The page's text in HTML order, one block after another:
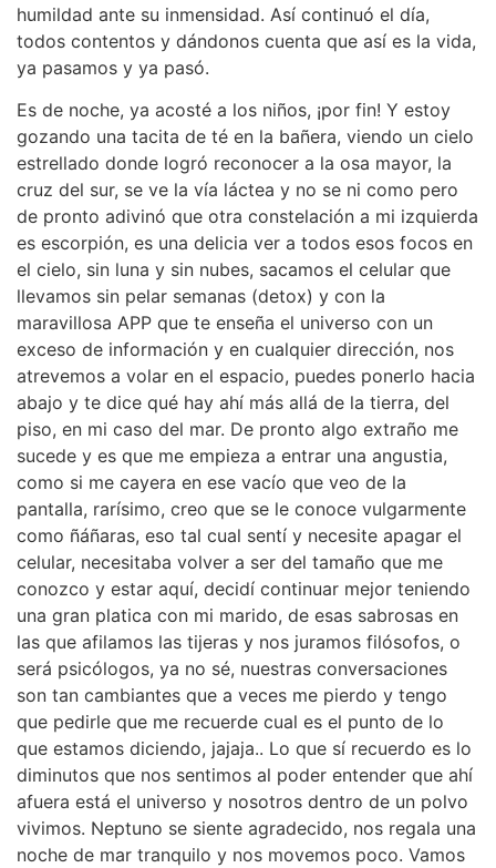
humildad ante su inmensidad. Así continuó el día,
todos contentos y dándonos cuenta que así es la vida,
ya pasamos y ya pasó.
Es de noche, ya acosté a los niños, ¡por fin! Y estoy
gozando una tacita de té en la bañera, viendo un cielo
estrellado donde logró reconocer a la osa mayor, la
cruz del sur, se ve la vía láctea y no se ni como pero
de pronto adivinó que otra constelación a mi izquierda
es escorpión, es una delicia ver a todos esos focos en
el cielo, sin luna y sin nubes, sacamos el celular que
llevamos sin pelar semanas (detox) y con la
maravillosa APP que te enseña el universo con un
exceso de información y en cualquier dirección, nos
atrevemos a volar en el espacio, puedes ponerlo hacia
abajo y te dice qué hay ahí más allá de la tierra, del
piso, en mi caso del mar. De pronto algo extraño me
sucede y es que me empieza a entrar una angustia,
como si me cayera en ese vacío que veo de la
pantalla, rarísimo, creo que se le conoce vulgarmente
como ñáñaras, eso tal cual sentí y necesite apagar el
celular, necesitaba volver a ser del tamaño que me
conozco y estar aquí, decidí continuar mejor teniendo
una gran platica con mi marido, de esas sabrosas en
las que afilamos las tijeras y nos juramos filósofos, o
será psicólogos, ya no sé, nuestras conversaciones
son tan cambiantes que a veces me pierdo y tengo
que pedirle que me recuerde cual es el punto de lo
que estamos diciendo, jajaja.. Lo que sí recuerdo es lo
diminutos que nos sentimos al poder entender que ahí
afuera está el universo y nosotros dentro de un polvo
vivimos. Neptuno se siente agradecido, nos regala una
noche de mar tranquilo y nos movemos poco. Vamos